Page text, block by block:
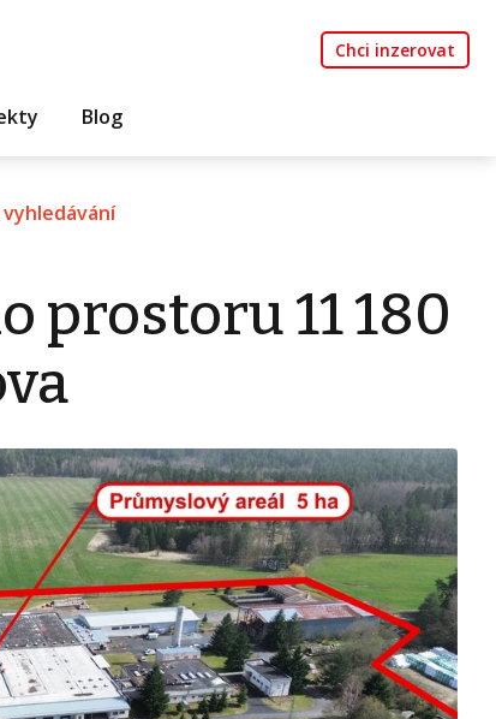
Chci inzerovat
Blog
prostoru 11 180